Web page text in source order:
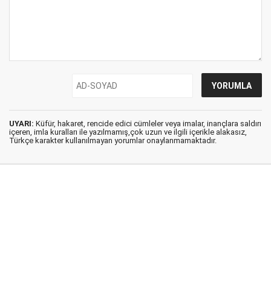
UYARI: Küfür, hakaret, rencide edici cümleler veya imalar, inançlara saldırı
içeren, imla kuralları ile yazılmamış,çok uzun ve ilgili içerikle alakasız,
Türkçe karakter kullanılmayan yorumlar onaylanmamaktadır.